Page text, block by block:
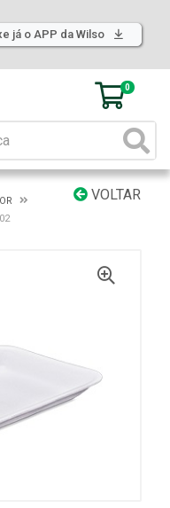
já o APP da Wilso
0
VOLTAR